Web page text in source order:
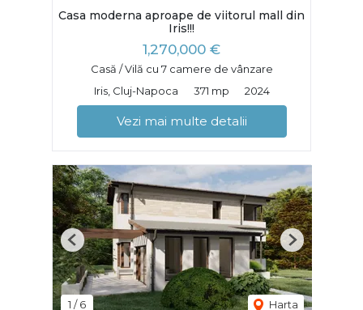
Casa moderna aproape de viitorul mall din
Iris!!!
1,270,000 €
Casă / Vilă cu 7 camere de vânzare
Iris, Cluj-Napoca
371 mp 2024
Vezi mai multe detalii
1 /6 Harta
Previous Next